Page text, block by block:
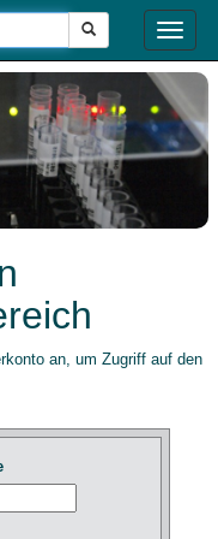
Toggle
an, um Zugriff auf den